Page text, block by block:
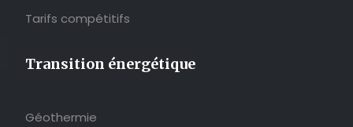
Tarifs compétitifs
Transition énergétique
Géothermie